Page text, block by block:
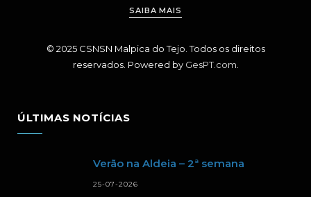
SAIBA MAIS
© 2025 CSNSN Malpica do Tejo. Todos os direitos
reservados. Powered by GesPT.com
ÚLTIMAS NOTÍCIAS
Verão na Aldeia – 2ª semana
25-07-2026